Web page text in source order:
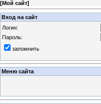
[Мой сайт]
Вход на сайт
Логин:
Пароль:
запомнить
Меню сайта